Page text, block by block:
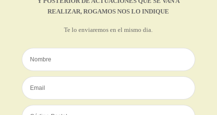
REALIZAR, ROGAMOS NOS LO INDIQUE
Te lo enviaremos en el mismo dia.